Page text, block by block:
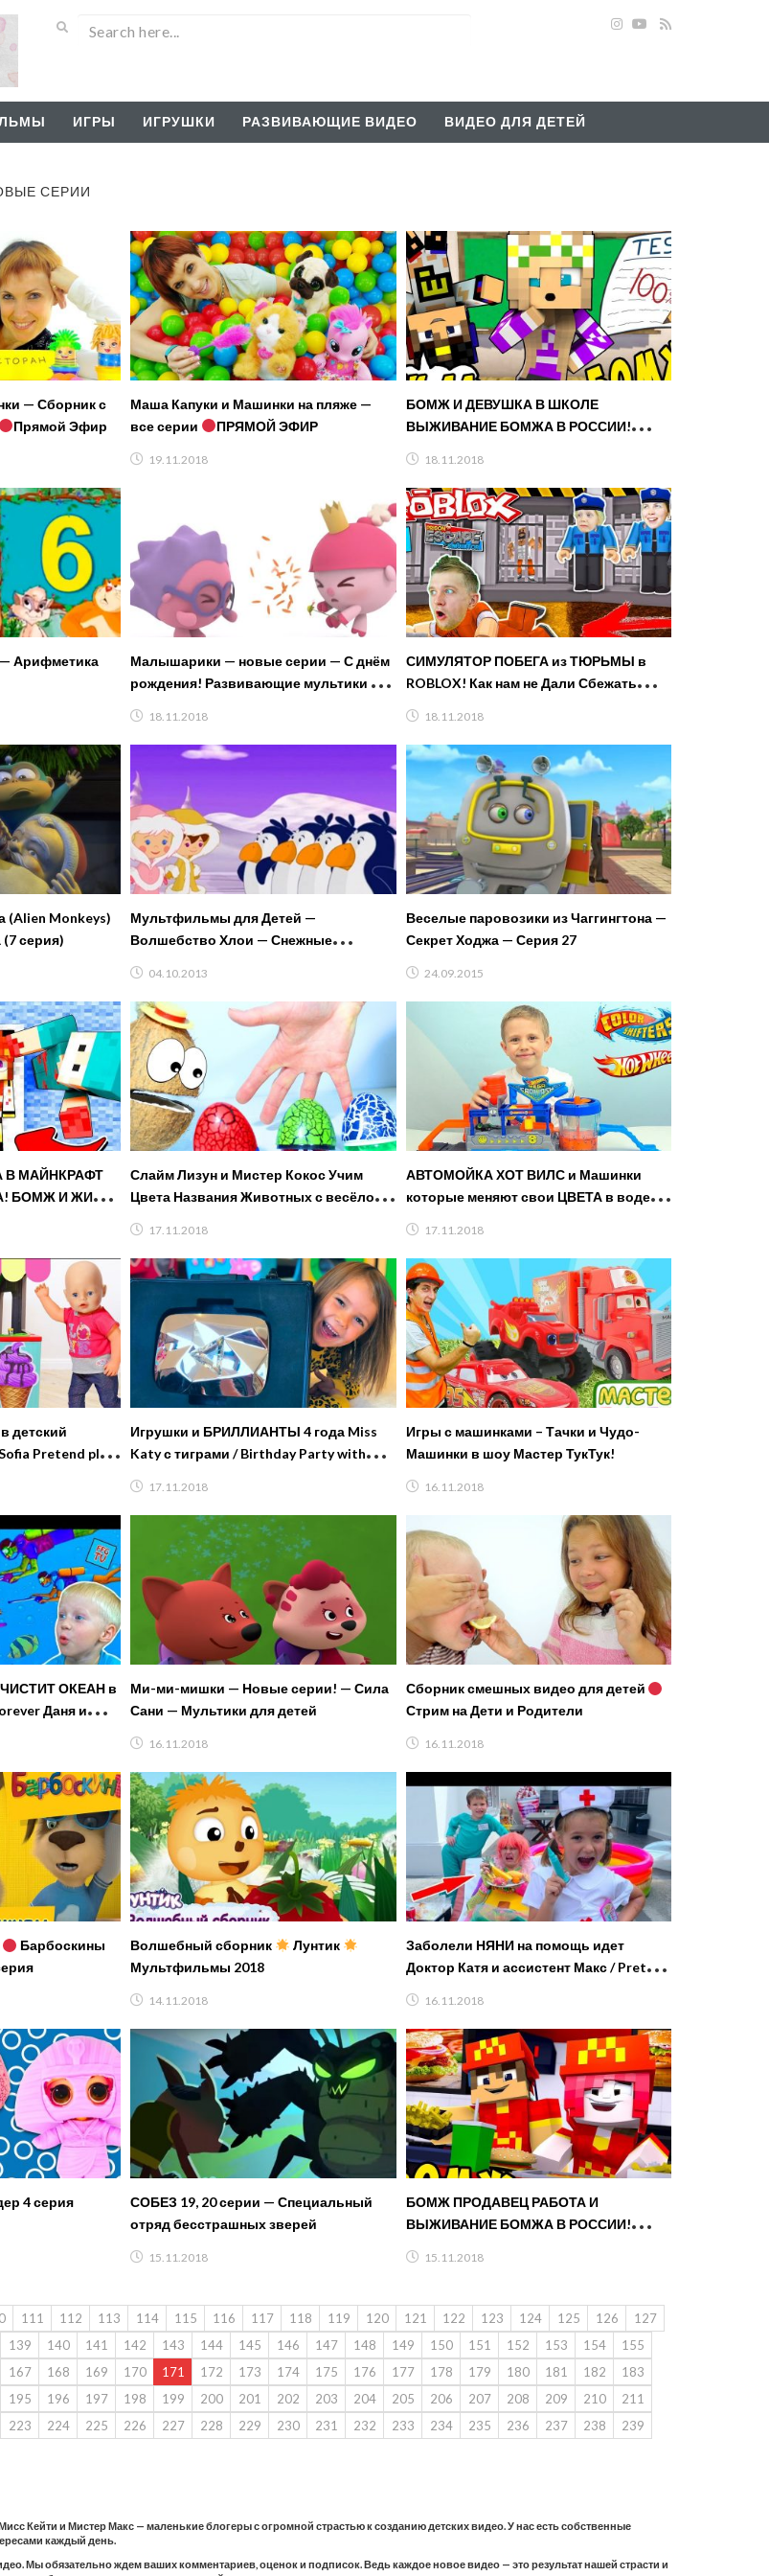
ИГРЫ ИГРУШКИ РАЗВИВАЮЩИЕ ВИДЕО ВИДЕО ДЛЯ ДЕТЕЙ
СЕРИИ
— Сборник с
Прямой Эфир
Маша Капуки и Машинки на пляже —
все серии
ПРЯМОЙ ЭФИР
19.11.2018
БОМЖ И ДЕВУШКА В ШКОЛЕ
ВЫЖИВАНИЕ БОМЖА В РОССИИ!
ВИДЕО ТРОЛЛИНГ СЕРИАЛ
18.11.2018
Арифметика
Малышарики — новые серии — С днём
рождения! Развивающие мультики для
18.11.2018
СИМУЛЯТОР ПОБЕГА из ТЮРЬМЫ в
ROBLOX! Как нам не Дали Сбежать
18.11.2018
(Alien Monkeys)
серия)
Мультфильмы для Детей —
Волшебство Хлои — Снежные
04.10.2013
Веселые паровозики из Чаггингтона —
Секрет Ходжа — Серия 27
24.09.2015
МАЙНКРАФТ
БОМЖ И ЖИЗНЬ
Слайм Лизун и Мистер Кокос Учим
Цвета Названия Животных с весёлой
17.11.2018
АВТОМОЙКА ХОТ ВИЛС и Машинки
которые меняют свои ЦВЕТА в воде!!
17.11.2018
детский
Игрушки и БРИЛЛИАНТЫ 4 года Miss
Katy с тиграми / Birthday Party with
17.11.2018
Игры с машинками – Тачки и Чудо-
Машинки в шоу Мастер ТукТук!
16.11.2018
ОКЕАН в
Даня и
Ми-ми-мишки — Новые серии! — Сила
Сани — Мультики для детей
16.11.2018
Сборник смешных видео для детей
Стрим на Дети и Родители
16.11.2018
Барбоскины
Волшебный сборник
Лунтик
Мультфильмы 2018
14.11.2018
Заболели НЯНИ на помощь идет
Доктор Катя и ассистент Макс / Pretend
16.11.2018
4 серия
СОБЕЗ 19, 20 серии — Специальный
отряд бесстрашных зверей
15.11.2018
БОМЖ ПРОДАВЕЦ РАБОТА И
ВЫЖИВАНИЕ БОМЖА В РОССИИ!
МАЙНКРАФТ В РЕАЛЬНОЙ ЖИЗНИ
15.11.2018
111 112 113 114 115 116 117 118 119 120 121 122 123 124 125 126
127
139 140 141 142 143 144 145 146 147 148 149 150 151 152 153 154
155
167 168 169 170 171 172 173 174 175 176 177 178 179 180 181 182
183
195 196 197 198 199 200 201 202 203 204 205 206 207 208 209 210
211
223 224 225 226 227 228 229 230 231 232 233 234 235 236 237 238
239
Кейти и Мистер Макс — маленькие блогеры с огромной страстью к созданию детских видео. У нас есть собственные
каждый день.
Мы обязательно ждем ваших комментариев, оценок и подписок. Ведь каждое новое видео — это результат нашей страсти и